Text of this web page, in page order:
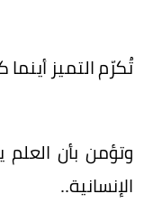
تُكرّم التميز أينما
وتؤمن بأن
الإنسانية..